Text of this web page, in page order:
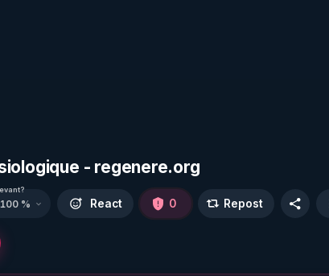
- regenere.org
100 % React 0 Repost